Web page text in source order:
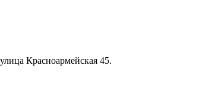
Красноармейская 45.